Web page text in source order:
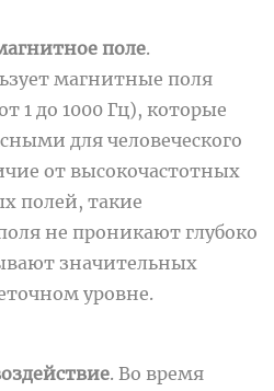
поле.
магнитные поля
1 до 1000 Гц), которые
для человеческого
от высокочастотных
полей, такие
не проникают глубоко
значительных
уровне.
. Во время